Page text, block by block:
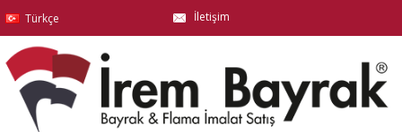
Türkçe İletişim